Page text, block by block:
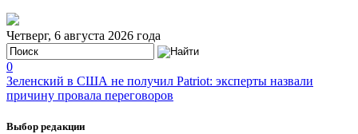
Четверг, 6 августа 2026 года
0
Зеленский в США не получил Patriot: эксперты назвали
причину провала переговоров
Выбор редакции